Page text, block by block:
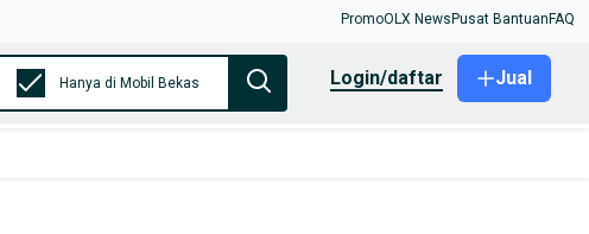
PromoOLX News Pusat Bantuan FAQ
Hanya di Mobil Bekas login/daftar Jual